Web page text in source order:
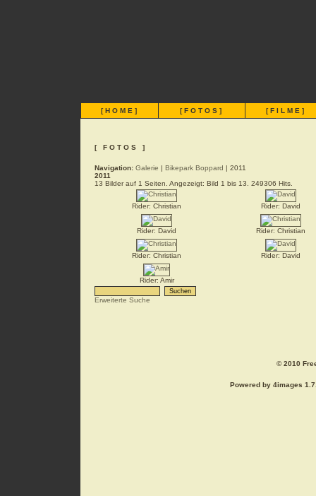
[HOME ] [FOTOS ] [FILME ]
[ FOTOS ]
Navigation: Galerie Bikepark Boppard
| 2011
2011
13 Bilder auf 1 Seiten. Angezeigt: Bild 1 bis 13. 249306 Hits.
Rider: Christian Rider: David
Rider: David Rider: Christian
Rider: Christian Rider: David
Rider: Amir
Erweiterte Suche
© 2010
Powered by 4images